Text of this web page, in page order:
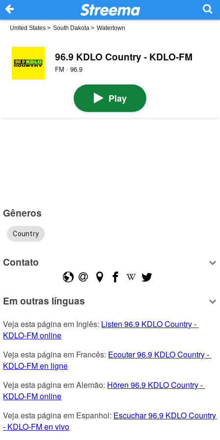
United States > South Dakota > Watertown
96.9 KDLO Country - KDLO-FM
FM · 96.9
Play
Gêneros
Country
Contato
Em outras línguas
Veja esta página em Inglês: Listen 96.9 KDLO Country -
KDLO-FM online
Veja esta página em Francês: Ecouter 96.9 KDLO Country -
KDLO-FM en ligne
Veja esta página em Alemão: Hören 96.9 KDLO Country -
KDLO-FM online
Veja esta página em Espanhol: Escuchar 96.9 KDLO Country
- KDLO-FM en vivo